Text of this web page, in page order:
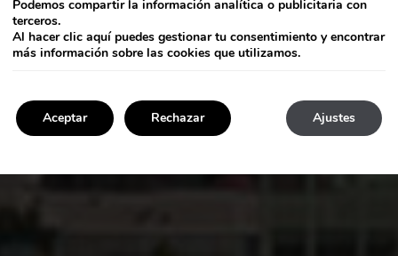
Podemos compartir la información analítica o publicitaria con
terceros.
Al hacer clic aquípuedes gestionar tu consentimiento y encontrar
más información sobre las cookies que utilizamos.
Aceptar Ajustes
Rechazar